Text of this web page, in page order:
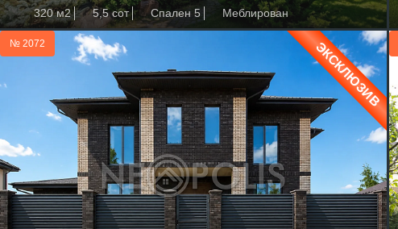
320 м2 5,5 сот Спален 5 Меблирован
№ 2072 ЭКСКЛЮЗИВ